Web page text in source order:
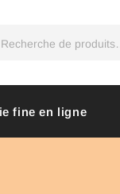
fine en ligne